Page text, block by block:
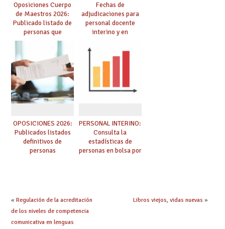
Oposiciones Cuerpo
de Maestros 2026:
Publicado listado de
personas que
adquieren nueva
especialidad
Fechas de
adjudicaciones para
personal docente
interino y en
debes saber
OPOSICIONES 2026:
Publicados listados
definitivos de
personas
PERSONAL INTERINO:
Consulta la
estadísticas de
personas en bolsa por
« Regulación de la acreditación
de los niveles de competencia
comunicativa en lenguas
Libros viejos, vidas nuevas »